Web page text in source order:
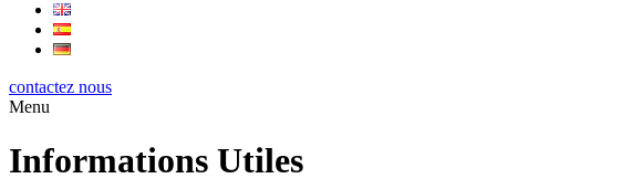
contactez nous
Menu
Informations Utiles